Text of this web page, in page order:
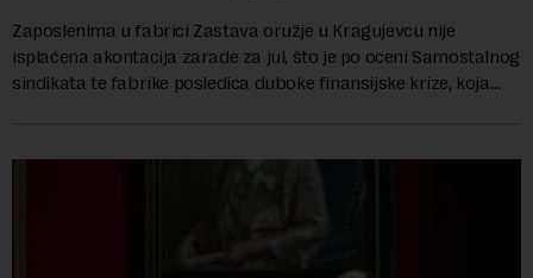
Zaposlenima u fabrici Zastava oružje u Kragujevcu nije
isplaćena akontacija zarade za jul, što je po oceni Samostalnog
sindikata te fabrike posledica duboke finansijske krize, koja